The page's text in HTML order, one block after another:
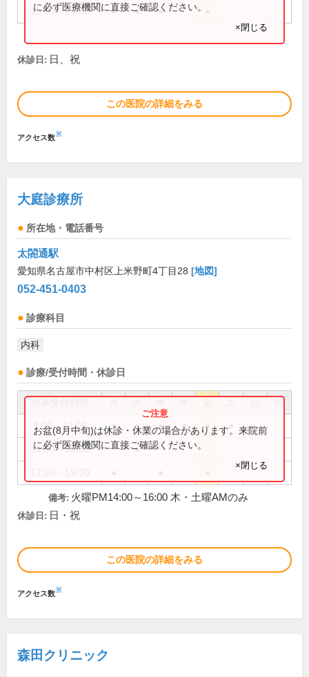
16:00～19:00 ● ● ●
に必ず医療機関に直接ご確認ください。
×閉じる
休診日: 日、祝
この医院の詳細をみる
アクセス数※
大庭診療所
所在地・電話番号
太閤通駅
愛知県名古屋市中村区上米野町4丁目28 [地図]
052-451-0403
診療科目
内科
診療/受付時間・休診日
祝
9:00～12:00 ● ● ● ● ●
14:00～16:00 ●
お盆(8月中旬)は休診・休業の場合があります。来院前
に必ず医療機関に直接ご確認ください。
×閉じる
備考: 火曜PM14:00～16:00 木・土曜AMのみ
休診日: 日・祝
この医院の詳細をみる
アクセス数※
森田クリニック